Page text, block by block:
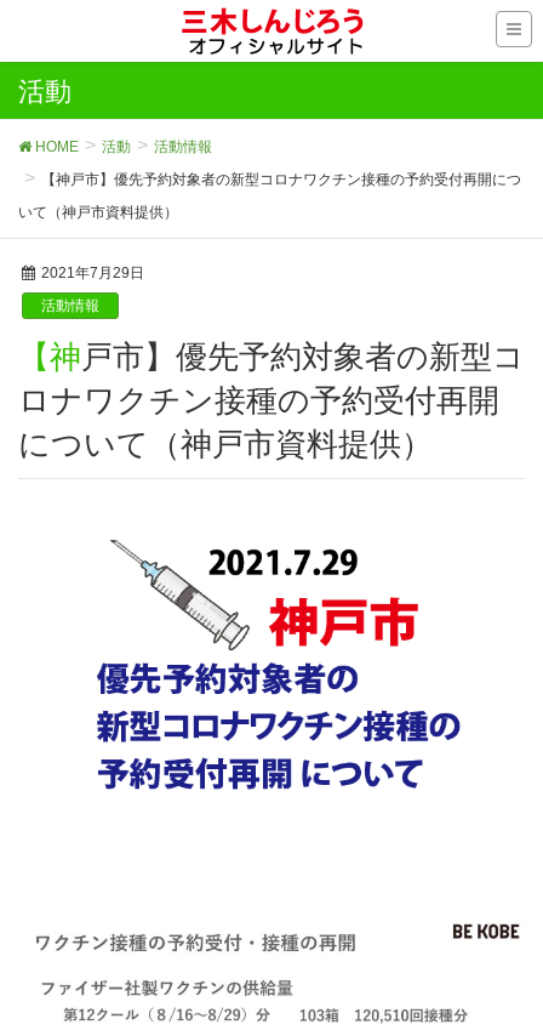
活動
HOME 活動
活動情報
【神戸市】優先予約対象者の新型コロナワクチン接種の予約受付再開につ
いて（神戸市資料提供）
2021年7月29日
活動情報
【神戸市】優先予約対象者の新型コ
ロナワクチン接種の予約受付再開
について（神戸市資料提供）